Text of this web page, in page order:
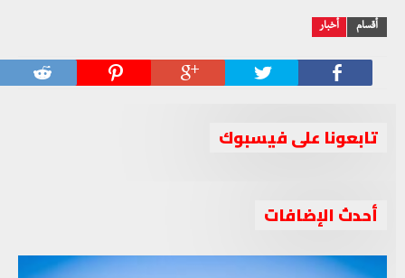
أقسام أخبار
تابعونا على فيسبوك
أحدث الإضافات